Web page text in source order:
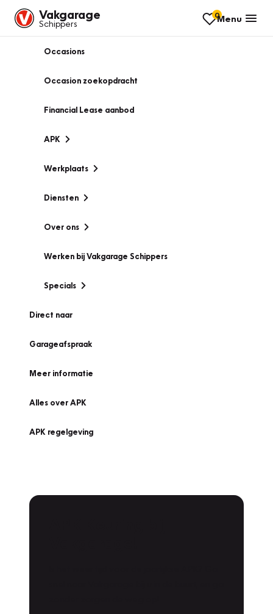
Vakgarage
Schippers
0Menu
Occasions
Occasion zoekopdracht
Financial Lease aanbod
APK
Werkplaats
Diensten
Over ons
Werken bij Vakgarage Schippers
Specials
Direct naar
Garageafspraak
Meer informatie
Alles over APK
APK regelgeving